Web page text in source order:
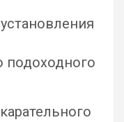
подоходного